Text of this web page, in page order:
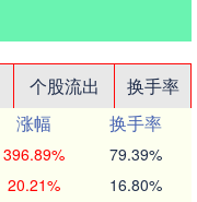
个股流出
换手率
涨幅
换手率
396.89% 79.39%
20.21% 16.80%